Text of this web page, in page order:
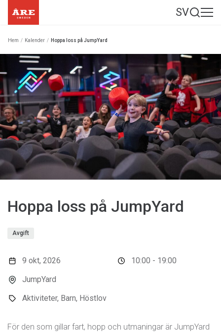
SV
Hem / Kalender / Hoppa loss på JumpYard
Hoppa loss på JumpYard
Avgift
9 okt, 2026
JumpYard
Aktiviteter, Barn, Höstlov
10:00 - 19:00
För den som gillar fart, hopp och utmaningar är JumpYard